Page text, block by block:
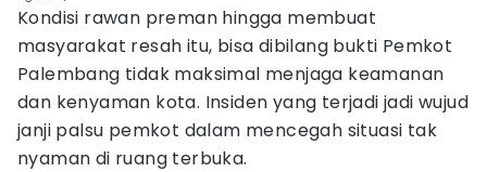
Kondisi rawan preman hingga membuat
masyarakat resah itu, bisa dibilang bukti Pemkot
Palembang tidak maksimal menjaga keamanan
dan kenyaman kota. Insiden yang terjadi jadi wujud
janji palsu pemkot dalam mencegah situasi tak
nyaman di ruang terbuka.